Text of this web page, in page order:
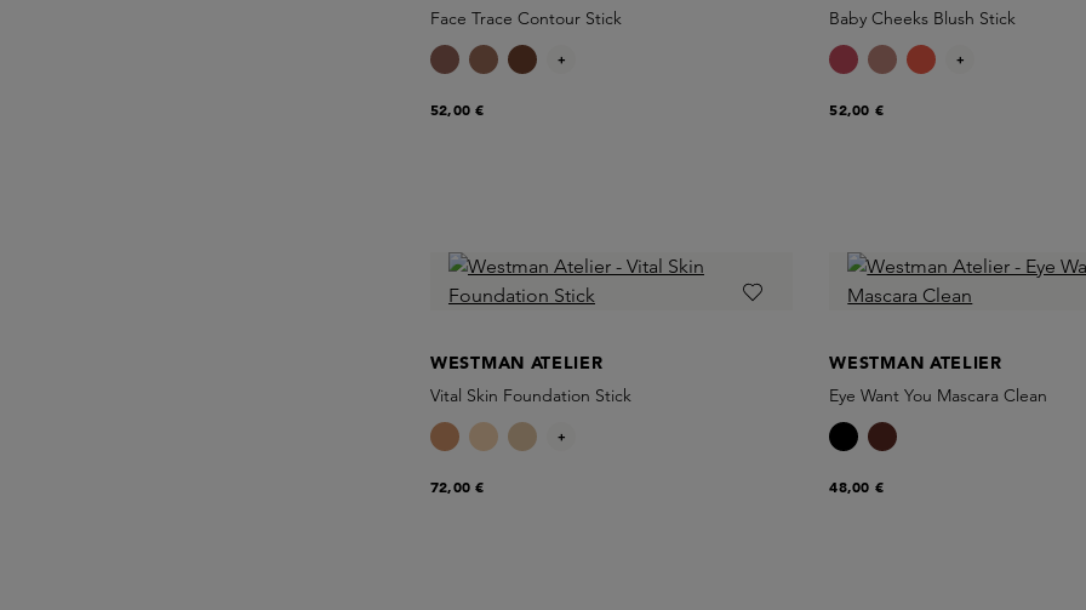
Face Trace Contour Stick
52,00 €
+
Baby Cheeks Blush Stick
52,00 €
+
WESTMAN ATELIER
Vital Skin Foundation Stick
72,00 €
+
WESTMAN ATELIER
Eye Want You Mascara Clean
48,00 €